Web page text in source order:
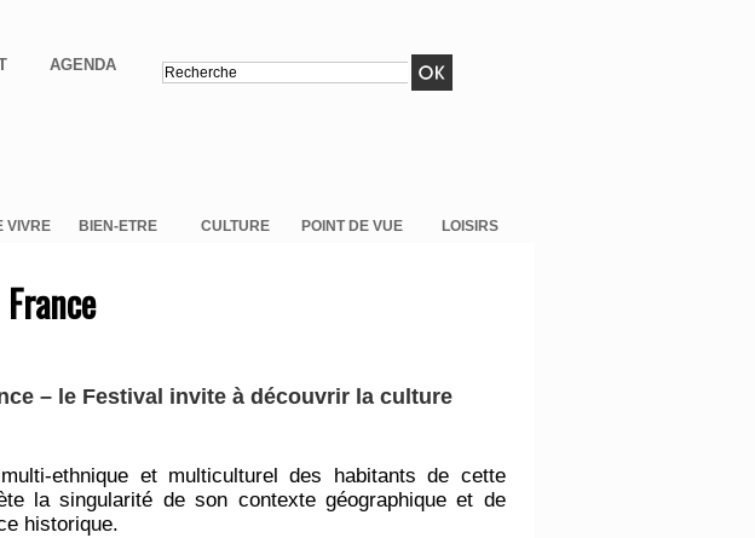
AGENDA
VIVRE BIEN-ETRE CULTURE POINT DE VUE LOISIRS
– le Festival invite à découvrir la culture
ethnique et multiculturel des habitants de cette
la singularité de son contexte géographique et de
historique.